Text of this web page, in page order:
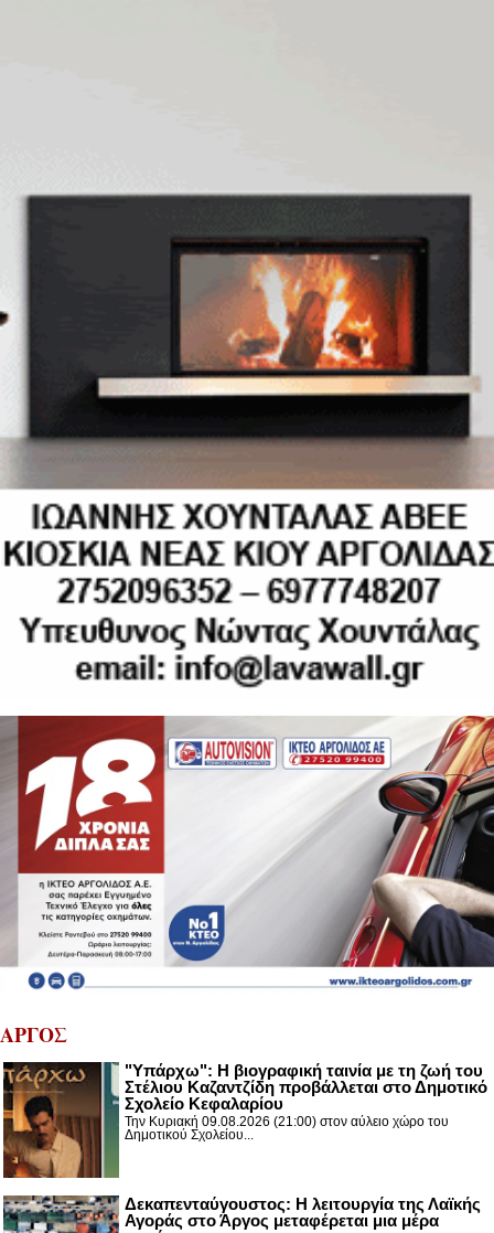
ΑΡΓΟΣ
"Υπάρχω": Η βιογραφική ταινία με τη ζωή του
Στέλιου Καζαντζίδη προβάλλεται στο Δημοτικό
Σχολείο Κεφαλαρίου
Την Κυριακή 09.08.2026 (21:00) στον αύλειο χώρο του
Δημοτικού Σχολείου...
Δεκαπενταύγουστος: H λειτουργία της Λαϊκής
Αγοράς στο Άργος μεταφέρεται μια μέρα